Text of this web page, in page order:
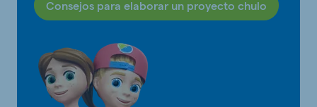
Consejos para elaborar un proyecto chulo